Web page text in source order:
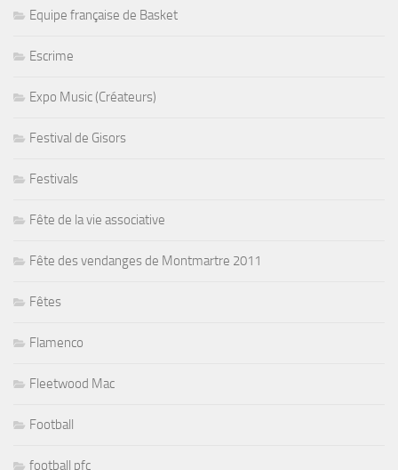
Equipe française de Basket
Escrime
Expo Music (Créateurs)
Festival de Gisors
Festivals
Fête de la vie associative
Fête des vendanges de Montmartre 2011
Fêtes
Flamenco
Fleetwood Mac
Football
football pfc